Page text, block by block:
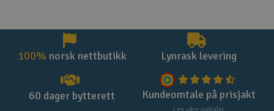
100% norsk nettbutikk Lynrask levering
60 dager bytterett Kundeomtale på prisjakt